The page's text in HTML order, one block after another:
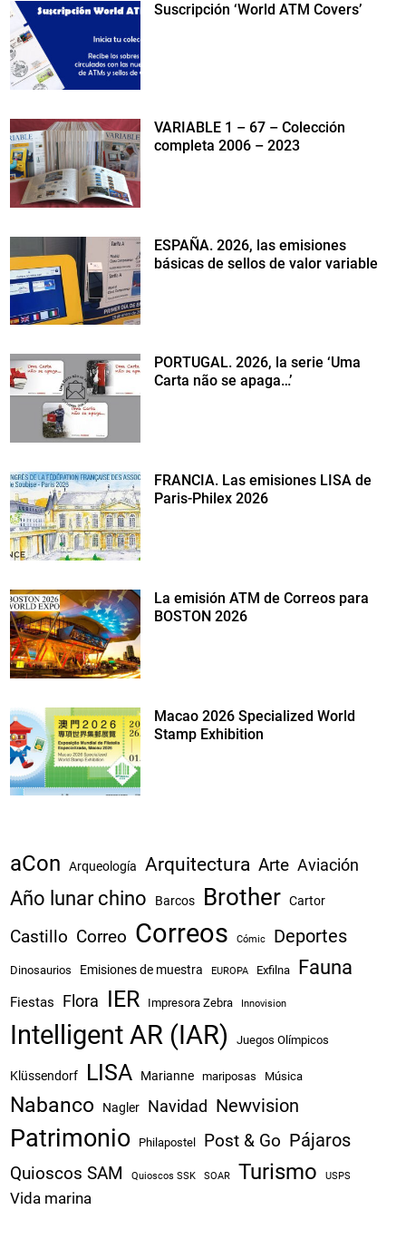
Suscripción ‘World ATM Covers’
VARIABLE 1 – 67 – Colección
completa 2006 – 2023
ESPAÑA. 2026, las emisiones
básicas de sellos de valor variable
PORTUGAL. 2026, la serie ‘Uma
Carta não se apaga…’
FRANCIA. Las emisiones LISA de
Paris-Philex 2026
La emisión ATM de Correos para
BOSTON 2026
Macao 2026 Specialized World
Stamp Exhibition
aCon Arqueología Arquitectura Arte Aviación
Año lunar chino Barcos Brother Cartor
Castillo Correo Correos Cómic Deportes
Dinosaurios Emisiones de muestra EUROPA Exfilna Fauna
Fiestas Flora IER Impresora Zebra Innovision
Intelligent AR (IAR) Juegos Olímpicos
Klüssendorf LISA Marianne mariposas Música
Nabanco Nagler Navidad Newvision
Patrimonio Philapostel Post & Go Pájaros
Quioscos SAM Quioscos SSK SOAR Turismo USPS
Vida marina